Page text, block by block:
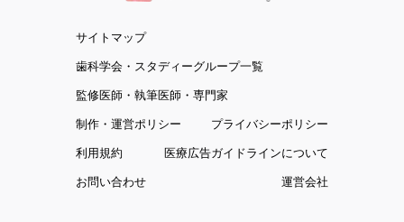
サイトマップ
歯科学会・スタディーグループ一覧
監修医師・執筆医師・専門家
制作・運営ポリシー
プライバシーポリシー
利用規約
医療広告ガイドラインについて
お問い合わせ
運営会社